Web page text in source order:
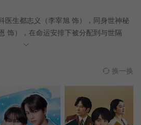
第11集 第12集
生都志义（李宰旭 饰），同身世神秘
饰），在命运安排下被分配到与世隔
工作。两个同样受伤的灵魂，在艰难环境
换一换